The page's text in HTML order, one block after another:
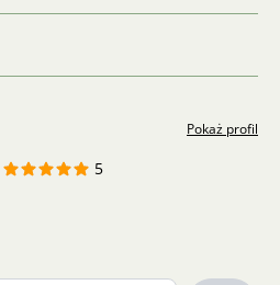
Pokaż profil
5